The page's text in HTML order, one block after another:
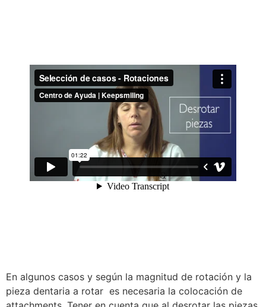
En algunos casos y según la magnitud de rotación y la
pieza dentaria a rotar es necesaria la colocación de